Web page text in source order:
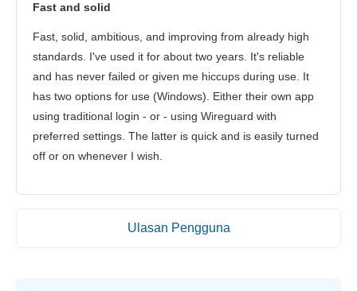
Fast and solid
Fast, solid, ambitious, and improving from already high
standards. I've used it for about two years. It's reliable
and has never failed or given me hiccups during use. It
has two options for use (Windows). Either their own app
using traditional login - or - using Wireguard with
preferred settings. The latter is quick and is easily turned
off or on whenever I wish.
Ulasan Pengguna